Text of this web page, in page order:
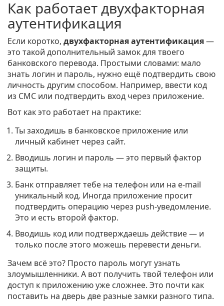
Как работает двухфакторная
аутентификация
Если коротко, двухфакторная аутентификация—
это такой дополнительный замок для твоего
банковского перевода. Простыми словами: мало
знать логин и пароль, нужно ещё подтвердить свою
личность другим способом. Например, ввести код
из СМС или подтвердить вход через приложение.
Вот как это работает на практике:
Ты заходишь в банковское приложение или
личный кабинет через сайт.
Вводишь логин и пароль — это первый фактор
защиты.
Банк отправляет тебе на телефон или на e-mail
уникальный код. Иногда приложение просит
подтвердить операцию через push-уведомление.
Это и есть второй фактор.
Вводишь код или подтверждаешь действие — и
только после этого можешь перевести деньги.
Зачем всё это? Просто пароль могут узнать
злоумышленники. А вот получить твой телефон или
доступ к приложению уже сложнее. Это почти как
поставить на дверь две разные замки разного типа.